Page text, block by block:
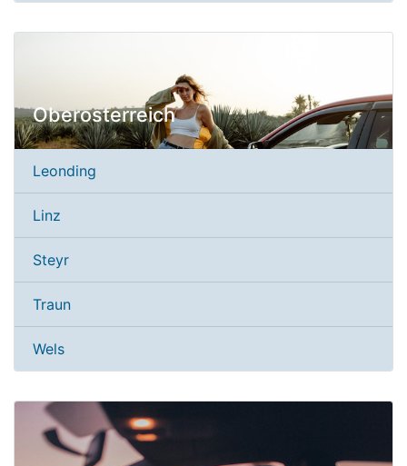
Oberosterreich
Leonding
Linz
Steyr
Traun
Wels